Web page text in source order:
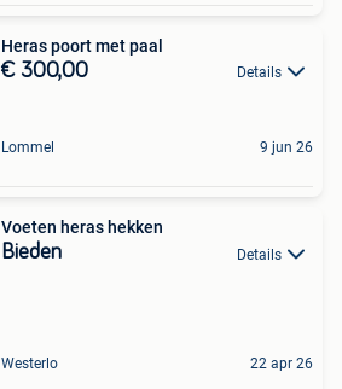
Heras poort met paal
€ 300,00 Details
Lommel 9 jun 26
Voeten heras hekken
Bieden Details
Westerlo 22 apr 26